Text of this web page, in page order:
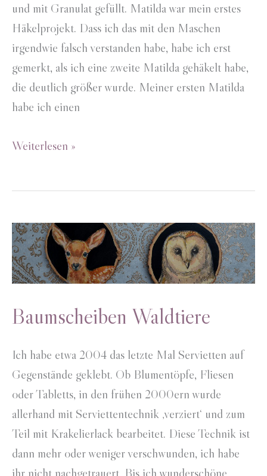
und mit Granulat gefüllt. Matilda war mein erstes
Häkelprojekt. Dass ich das mit den Maschen
irgendwie falsch verstanden habe, habe ich erst
gemerkt, als ich eine zweite Matilda gehäkelt habe,
die deutlich größer wurde. Meiner ersten Matilda
habe ich einen
Rentier
Weiterlesen »
Baumscheiben Waldtiere
Ich habe etwa 2004 das letzte Mal Servietten auf
Gegenstände geklebt. Ob Blumentöpfe, Fliesen
oder Tabletts, in den frühen 2000ern wurde
allerhand mit Serviettentechnik ‚verziert‘ und zum
Teil mit Krakelierlack bearbeitet. Diese Technik ist
dann mehr oder weniger verschwunden, ich habe